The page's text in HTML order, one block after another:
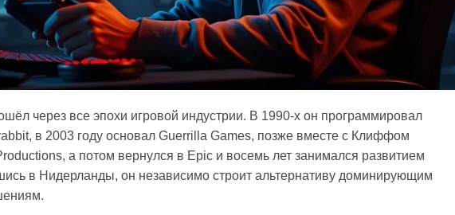
через все эпохи игровой индустрии. В 1990-х он программировал
в 2003 году основал Guerrilla Games, позже вместе с Клиффом
а потом вернулся в Epic и восемь лет занимался развитием
в Нидерланды, он независимо строит альтернативу доминирующим